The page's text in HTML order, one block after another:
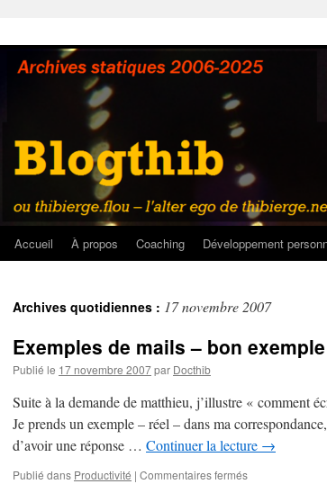
contenu
Accueil À propos Coaching Développement
Archives quotidiennes : 17 novembre 2007
Exemples de mails – bon
Publié le 17 novembre 2007par Docthib
Suite à la demande de matthieu, j’illustre « comment
Je prends un exemple – réel – dans ma
d’avoir une réponse … Continuer la lecture →
Publié dans Productivité | Commentaires ferméssur